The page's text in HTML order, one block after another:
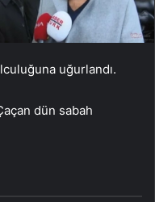
uğurlandı.
dün sabah